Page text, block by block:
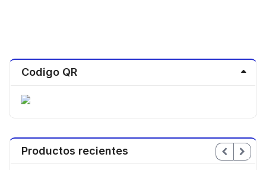
Codigo QR
Productos recientes